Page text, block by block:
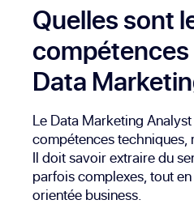
Quelles sont
Data
Le Data Marketing
compétences techniques,
Il doit savoir extraire du
parfois complexes, tout
orientée business.